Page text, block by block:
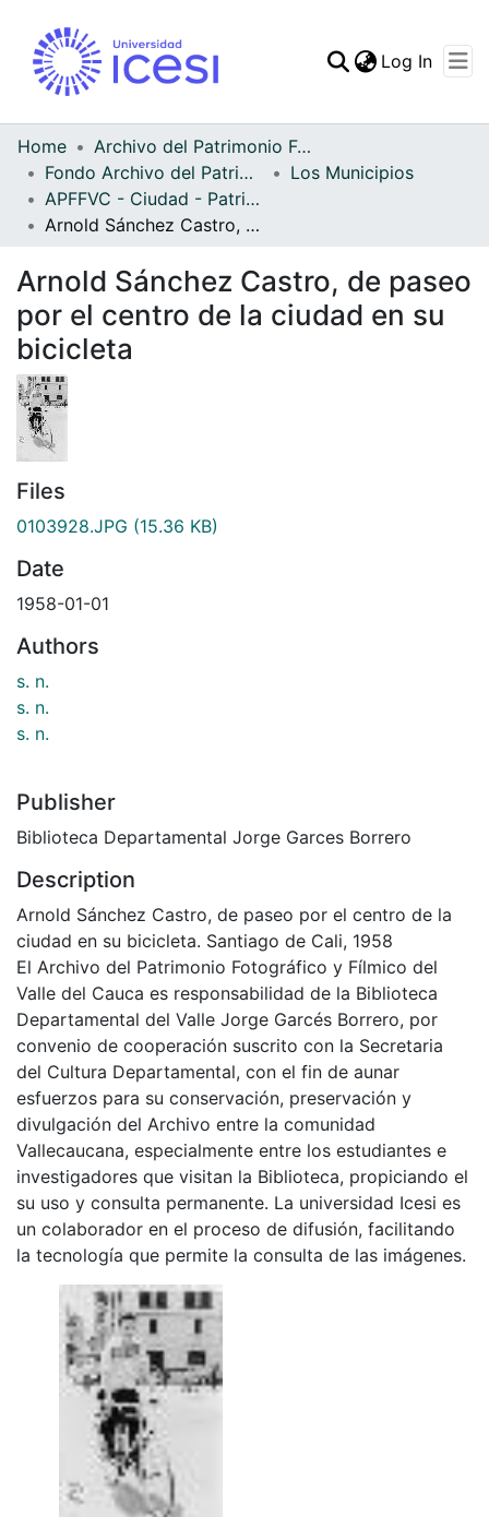
Statistics
Log In
Home
Archivo del Patrimonio Fotográfico y Fílmico del Valle del Cauca
Fondo Archivo del Patrimonio Fotográfico y Fílmico del Valle del Cauca
Los Municipios
APFFVC - Ciudad - Patrimonial
Arnold Sánchez Castro, de paseo por el centro de la ciudad en su bicicleta
Arnold Sánchez Castro, de paseo
por el centro de la ciudad en su
bicicleta
Files
0103928.JPG (15.36 KB)
Date
1958-01-01
Authors
s. n.
s. n.
s. n.
Publisher
Biblioteca Departamental Jorge Garces Borrero
Description
Arnold Sánchez Castro, de paseo por el centro de la
ciudad en su bicicleta. Santiago de Cali, 1958
El Archivo del Patrimonio Fotográfico y Fílmico del
Valle del Cauca es responsabilidad de la Biblioteca
Departamental del Valle Jorge Garcés Borrero, por
convenio de cooperación suscrito con la Secretaria
del Cultura Departamental, con el fin de aunar
esfuerzos para su conservación, preservación y
divulgación del Archivo entre la comunidad
Vallecaucana, especialmente entre los estudiantes e
investigadores que visitan la Biblioteca, propiciando el
su uso y consulta permanente. La universidad Icesi es
un colaborador en el proceso de difusión, facilitando
la tecnología que permite la consulta de las imágenes.